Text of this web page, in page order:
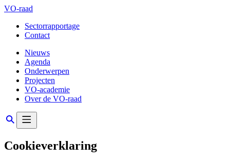
VO-raad
Sectorrapportage
Contact
Nieuws
Agenda
Onderwerpen
Projecten
VO-academie
Over de VO-raad
Cookieverklaring